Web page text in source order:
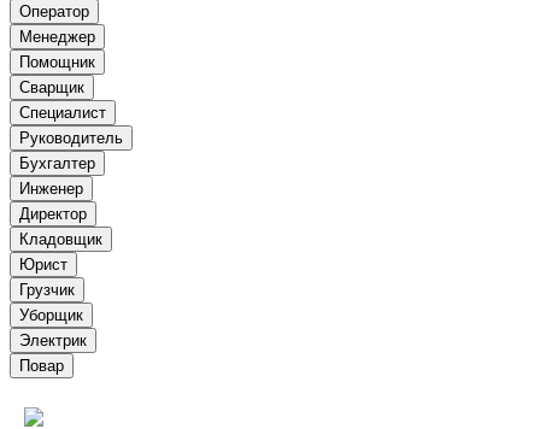
Оператор
Менеджер
Помощник
Сварщик
Специалист
Руководитель
Бухгалтер
Инженер
Директор
Кладовщик
Юрист
Грузчик
Уборщик
Электрик
Повар